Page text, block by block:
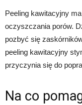
Peeling kawitacyjny
oczyszczania porów.
pozbyć się
peeling kawitacyjny
przyczynia się do
Na co